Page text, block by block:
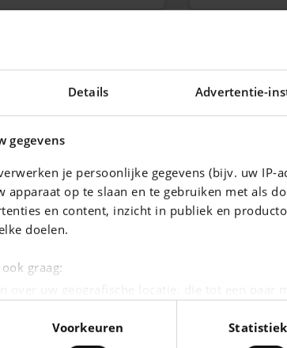
Details Advertentie-
gegevens
je persoonlijke gegevens (bijv. uw IP-
op te slaan en te gebruiken met als
en content, inzicht in publiek en
doelen.
graag:
gegevens worden verwerkt en stel uw
Voorkeuren
km
PORSCHE 911